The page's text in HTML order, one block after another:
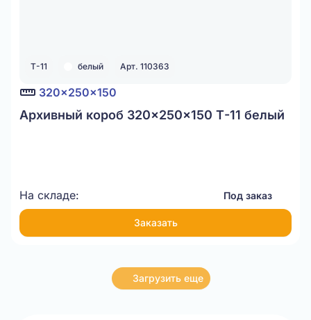
Т-11 белый Арт. 110363
320x250x150
Архивный короб 320x250x150 Т-11 белый
На складе: Под заказ
Заказать
Загрузить еще